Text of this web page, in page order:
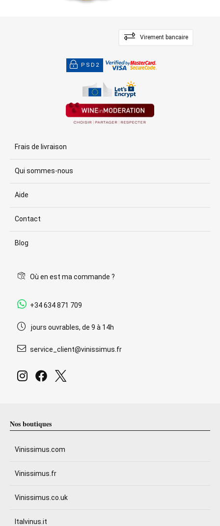
Virement bancaire
PSD2
Frais de livraison
Qui sommes-nous
Aide
Contact
Blog
Où en est ma commande ?
+34 634 871 709
jours ouvrables, de 9 à 14h
service_client@vinissimus.fr
Nos boutiques
Vinissimus.com
Vinissimus.fr
Vinissimus.co.uk
Italvinus.it